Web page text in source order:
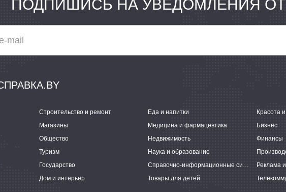
ПОДПИШИСЬ НА УВЕДОМЛЕНИЯ ОТ
Строительство и ремонт Еда и напитки Красота
Магазины Медицина и фармацевтика Бизнес
Общество Недвижимость Финансы
Туризм Наука и образование
Государство Справочно-информационные системы Реклама
Дом и интерьер Товары для детей